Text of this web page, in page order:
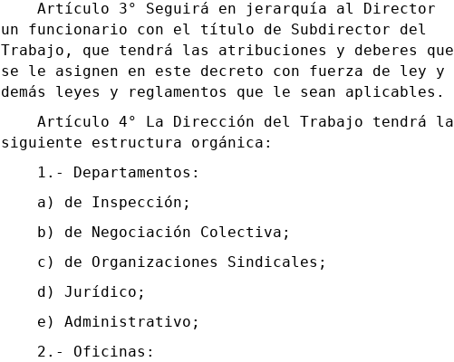
Artículo 3° Seguirá en jerarquía al Director
un funcionario con el título de Subdirector del
Trabajo, que tendrá las atribuciones y deberes que
se le asignen en este decreto con fuerza de ley y
demás leyes y reglamentos que le sean aplicables.
Artículo 4° La Dirección del Trabajo tendrá la
siguiente estructura orgánica:
1.- Departamentos:
a) de Inspección;
b) de Negociación Colectiva;
c) de Organizaciones Sindicales;
d) Jurídico;
e) Administrativo;
2.- Oficinas: